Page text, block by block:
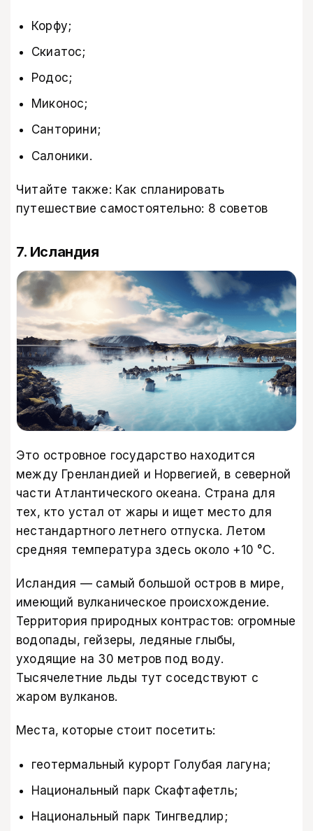
Корфу;
Скиатос;
Родос;
Миконос;
Санторини;
Салоники.
Читайте также: Как спланировать
путешествие самостоятельно: 8 советов
7. Исландия
Это островное государство находится
между Гренландией и Норвегией, в северной
части Атлантического океана. Страна для
тех, кто устал от жары и ищет место для
нестандартного летнего отпуска. Летом
средняя температура здесь около +10 °C.
Исландия — самый большой остров в мире,
имеющий вулканическое происхождение.
Территория природных контрастов: огромные
водопады, гейзеры, ледяные глыбы,
уходящие на 30 метров под воду.
Тысячелетние льды тут соседствуют с
жаром вулканов.
Места, которые стоит посетить:
геотермальный курорт Голубая лагуна;
Национальный парк Скафтафетль;
Национальный парк Тингведлир;